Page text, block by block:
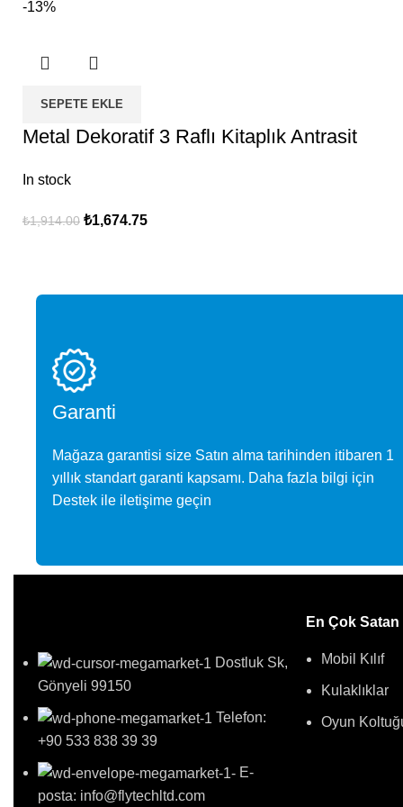
-13%
SEPETE EKLE
Metal Dekoratif 3 Raflı Kitaplık Antrasit
In stock
₺1,914.00 ₺1,674.75
Garanti
Mağaza garantisi size Satın alma tarihinden itibaren 1
yıllık standart garanti kapsamı. Daha fazla bilgi için
Destek ile iletişime geçin
Dostluk Sk,
Gönyeli 99150
Telefon:
+90 533 838 39 39
E-
posta: info@flytechltd.com
En Çok
Mobil Kılıf
Kulaklıklar
Oyun